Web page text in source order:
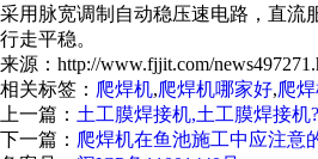
采用脉宽调制自动稳压速电路，直流
行走平稳。
来源：http://www.fjjit.com/
相关标签： 爬焊机,爬焊机哪家好,爬
上一篇： 土工膜焊接机,土工膜焊接机
下一篇： 爬焊机在鱼池施工中应注意